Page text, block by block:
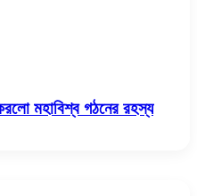
মহাবিশ্ব গঠনের রহস্য